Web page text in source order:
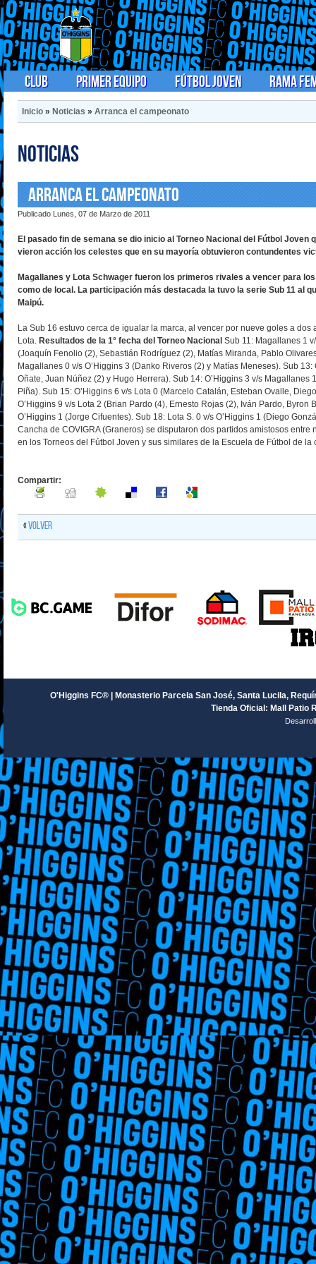
Club Primer Equipo Fútbol Joven Rama
Inicio » Noticias » Arranca el campeonato
Noticias
Arranca el campeonato
Publicado Lunes, 07 de Marzo de 2011
El pasado fin de semana se dio inicio al Torneo Nacional del Fútbol Joven
vieron acción los celestes que en su mayoría obtuvieron contundentes
Magallanes y Lota Schwager fueron los primeros rivales a vencer para
como de local. La participación más destacada la tuvo la serie Sub 11 al
Maipú.
La Sub 16 estuvo cerca de igualar la marca, al vencer por nueve goles a dos
Lota. Resultados de la 1° fecha del Torneo Nacional Sub 11: Magallanes 1
(Joaquín Fenolio (2), Sebastián Rodríguez (2), Matías Miranda, Pablo
Magallanes 0 v/s O’Higgins 3 (Danko Riveros (2) y Matías Meneses). Sub
Oñate, Juan Núñez (2) y Hugo Herrera). Sub 14: O’Higgins 3 v/s Magallanes
Piña). Sub 15: O’Higgins 6 v/s Lota 0 (Marcelo Catalán, Esteban Ovalle,
O’Higgins 9 v/s Lota 2 (Brian Pardo (4), Ernesto Rojas (2), Iván Pardo, Byron
O’Higgins 1 (Jorge Cifuentes). Sub 18: Lota S. 0 v/s O’Higgins 1 (Diego
Cancha de COVIGRA (Graneros) se disputaron dos partidos amistosos
en los Torneos del Fútbol Joven y sus similares de la Escuela de Fútbol de la
Compartir:
«Volver
O'Higgins FC® | Monasterio Parcela San José, Santa Lucila,
Tienda Oficial: Mall Patio